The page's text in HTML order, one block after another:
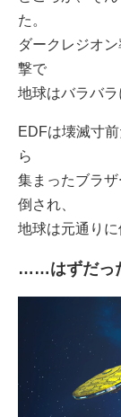
た。
ダークレジオ
撃で
地球はバラバラ
EDFは壊滅寸
ら
集まったブラ
倒され、
地球は元通りに
……はずだっ